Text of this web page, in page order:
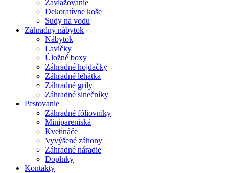
Zavlažovanie
Dekoratívne koše
Sudy na vodu
Záhradný nábytok
Nábytok
Lavičky
Úložné boxy
Záhradné hojdačky
Záhradné lehátka
Záhradné grily
Záhradné slnečníky
Pestovanie
Záhradné fóliovníky
Minipareniská
Kvetináče
Vyvýšené záhony
Záhradné náradie
Doplnky
Kontakty